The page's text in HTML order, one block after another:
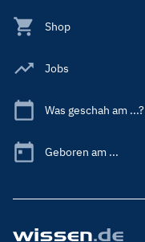
Shop
Jobs
Was geschah am ...?
Geboren am ...